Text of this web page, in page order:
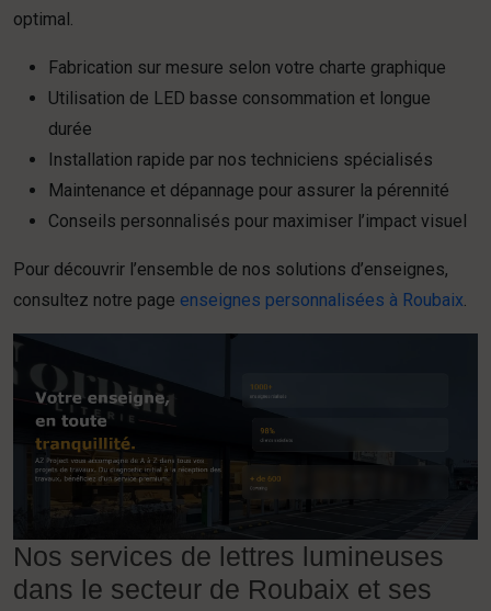
optimal.
Fabrication sur mesure selon votre charte graphique
Utilisation de LED basse consommation et longue
durée
Installation rapide par nos techniciens spécialisés
Maintenance et dépannage pour assurer la pérennité
Conseils personnalisés pour maximiser l’impact visuel
Pour découvrir l’ensemble de nos solutions d’enseignes,
consultez notre page enseignes personnalisées à Roubaix.
Nos services de lettres lumineuses
dans le secteur de Roubaix et ses